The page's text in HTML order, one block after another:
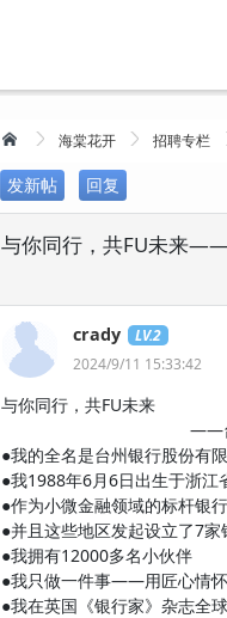
海棠花开 招聘专栏
发新帖 回复
与你同行，共FU未来
crady
LV.2
2024/9/11 15:33:42
与你同行，共FU未来
——台州银行
●我的全名是台州银行股份有
●我1988年6月6日出生于浙江
●作为小微金融领域的标杆银
●并且这些地区发起设立了7
●我拥有12000多名小伙伴
●我只做一件事——用匠心情
●我在英国《银行家》杂志全